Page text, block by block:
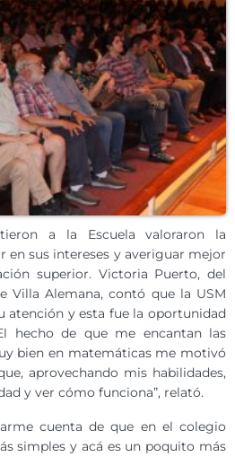
a la Escuela valoraron la
en sus intereses y averiguar mejor
superior. Victoria Puerto, del
Villa Alemana, contó que la USM
atención y esta fue la oportunidad
hecho de que me encantan las
bien en matemáticas me motivó
aprovechando mis habilidades,
y ver cómo funciona”, relató.
cuenta de que en el colegio
simples y acá es un poquito más